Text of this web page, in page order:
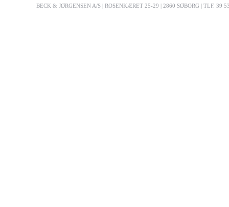
BECK & JØRGENSEN A/S | ROSENKÆRET 25-29 | 2860 SØBORG | TLF. 39